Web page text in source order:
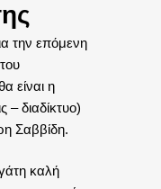
την επόμενη
είναι η
– διαδίκτυο)
Σαββίδη.
καλή